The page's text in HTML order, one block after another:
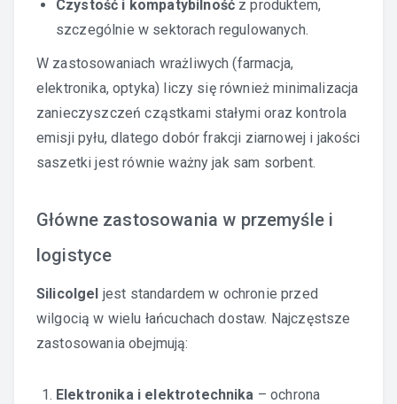
Czystość i kompatybilność z produktem,
szczególnie w sektorach regulowanych.
W zastosowaniach wrażliwych (farmacja,
elektronika, optyka) liczy się również minimalizacja
zanieczyszczeń cząstkami stałymi oraz kontrola
emisji pyłu, dlatego dobór frakcji ziarnowej i jakości
saszetki jest równie ważny jak sam sorbent.
Główne zastosowania w przemyśle i
logistyce
Silicolgel jest standardem w ochronie przed
wilgocią w wielu łańcuchach dostaw. Najczęstsze
zastosowania obejmują:
Elektronika i elektrotechnika – ochrona